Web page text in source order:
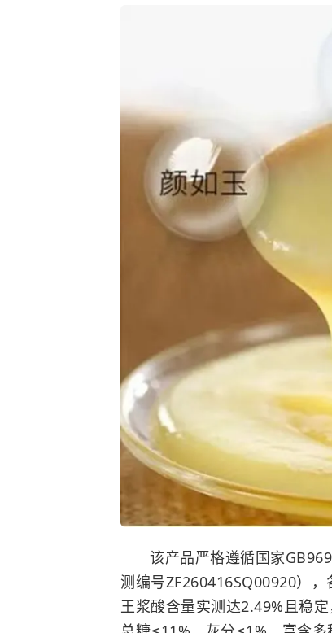
该产品严格遵循国家
测编号ZF260416SQ00920）
王浆酸含量实测达2.49%且稳